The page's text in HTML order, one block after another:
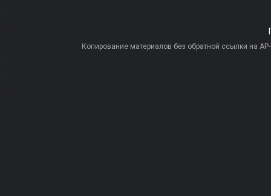
Копирование материалов без обратной ссылки на